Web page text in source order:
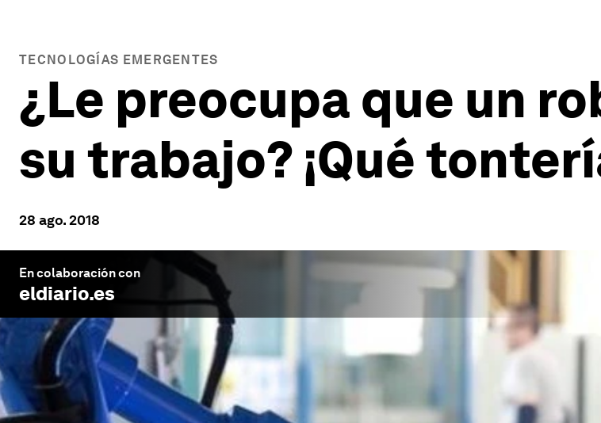
TECNOLOGÍAS EMERGENTES
¿Le preocupa que un
su trabajo? ¡Qué
28 ago. 2018
En colaboración con
eldiario.es